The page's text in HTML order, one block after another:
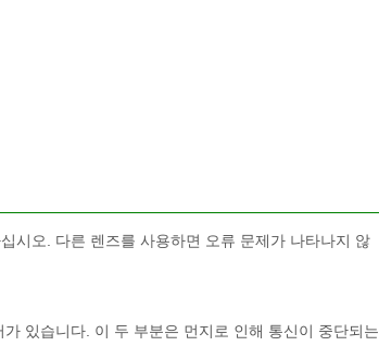
시오. 다른 렌즈를 사용하면 오류 문제가 나타나지 않
있습니다. 이 두 부분은 먼지로 인해 통신이 중단되는